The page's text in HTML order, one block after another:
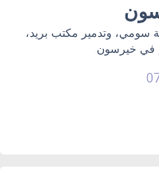
وتدمير مكتب بريد،
في خيرسون